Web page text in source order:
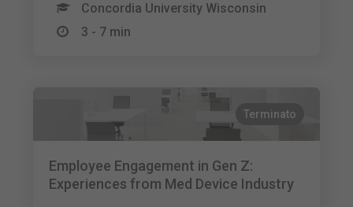
Concordia University Wisconsin
3 - 7 min
Terminato
Employee Engagement in Gen Z:
Experiences from Med Device Industry